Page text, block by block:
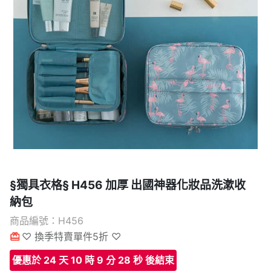
§獨具衣格§ H456 加厚 出國神器化妝品洗漱收
納包
商品編號：H456
♡ 換季特賣單件5折 ♡
優惠於 24 天 10 時 9 分 27 秒 後結束